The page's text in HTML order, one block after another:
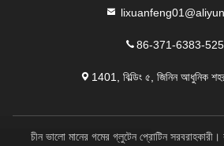
86-371-6383-
1401, বিল্ডিং ৫, জিনিন আধুনিক
চীন ভালো মানের গমের গ্লুটেন প্রোটিন